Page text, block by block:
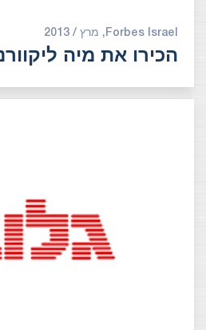
Forbes Israel, מרץ / 2013
הכירו את מיה